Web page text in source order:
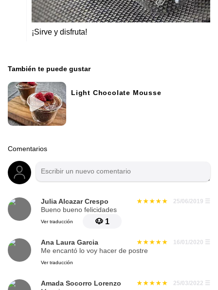
¡Sirve y disfruta!
También te puede gustar
Light Chocolate Mousse
Comentarios
Julia Alcazar Crespo 25/06/2019 ☰
Bueno bueno felicidades
Ver traducción 🐶 1
Ana Laura Garcia 16/01/2020 ☰
Me encantó lo voy hacer de postre
Ver traducción
Amada Socorro Lorenzo 25/03/2022 ☰